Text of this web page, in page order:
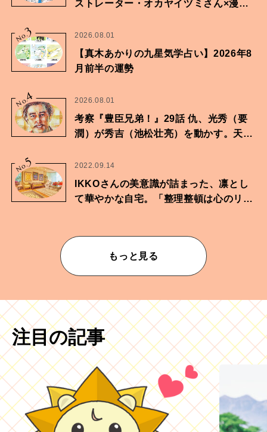
ストレーター・オカヤイヅミさん×漫画
No.
3 2026.08.01
【真木あかりの九星気学占い】2026年8
月前半の運勢
No.
4 2026.08.01
考察『豊臣兄弟！』29話 仇、光秀（要
潤）が秀吉（池松壮亮）を動かす。天下
No.
5 2022.09.14
IKKOさんの美意識が詰まった、凛とし
て華やかな自宅。「整理整頓は心のリズ
もっと見る
注目の記事